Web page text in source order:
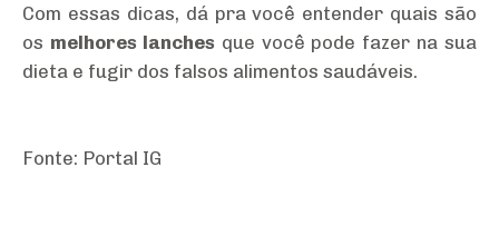
Com essas dicas, dá pra você entender quais são
os melhores lanches que você pode fazer na sua
dieta e fugir dos falsos alimentos saudáveis.
Fonte: Portal IG